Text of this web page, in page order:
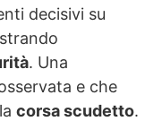
decisivi su
. Una
e che
corsa scudetto.